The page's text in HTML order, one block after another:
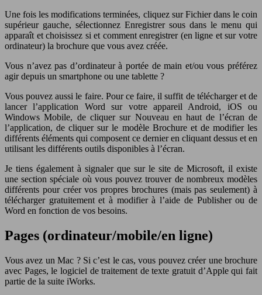
Une fois les modifications terminées, cliquez sur Fichier dans le coin
supérieur gauche, sélectionnez Enregistrer sous dans le menu qui
apparaît et choisissez si et comment enregistrer (en ligne et sur votre
ordinateur) la brochure que vous avez créée.
Vous n’avez pas d’ordinateur à portée de main et/ou vous préférez
agir depuis un smartphone ou une tablette ?
Vous pouvez aussi le faire. Pour ce faire, il suffit de télécharger et de
lancer l’application Word sur votre appareil Android, iOS ou
Windows Mobile, de cliquer sur Nouveau en haut de l’écran de
l’application, de cliquer sur le modèle Brochure et de modifier les
différents éléments qui composent ce dernier en cliquant dessus et en
utilisant les différents outils disponibles à l’écran.
Je tiens également à signaler que sur le site de Microsoft, il existe
une section spéciale où vous pouvez trouver de nombreux modèles
différents pour créer vos propres brochures (mais pas seulement) à
télécharger gratuitement et à modifier à l’aide de Publisher ou de
Word en fonction de vos besoins.
Pages (ordinateur/mobile/en ligne)
Vous avez un Mac ? Si c’est le cas, vous pouvez créer une brochure
avec Pages, le logiciel de traitement de texte gratuit d’Apple qui fait
partie de la suite iWorks.